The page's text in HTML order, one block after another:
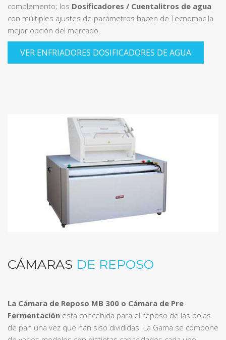
complemento; los Dosificadores / Cuentalitros de agua
con múltiples ajustes de parámetros hacen de Tecnomac la
mejor opción del mercado.
VER ENFRIADORES DOSIFICADORES DE AGUA
CÁMARAS DE REPOSO
La Cámara de Reposo MB 300 o Cámara de Pre
Fermentación esta concebida para el reposo de las bolas
de pan una vez que han siso divididas. La Gama se compone